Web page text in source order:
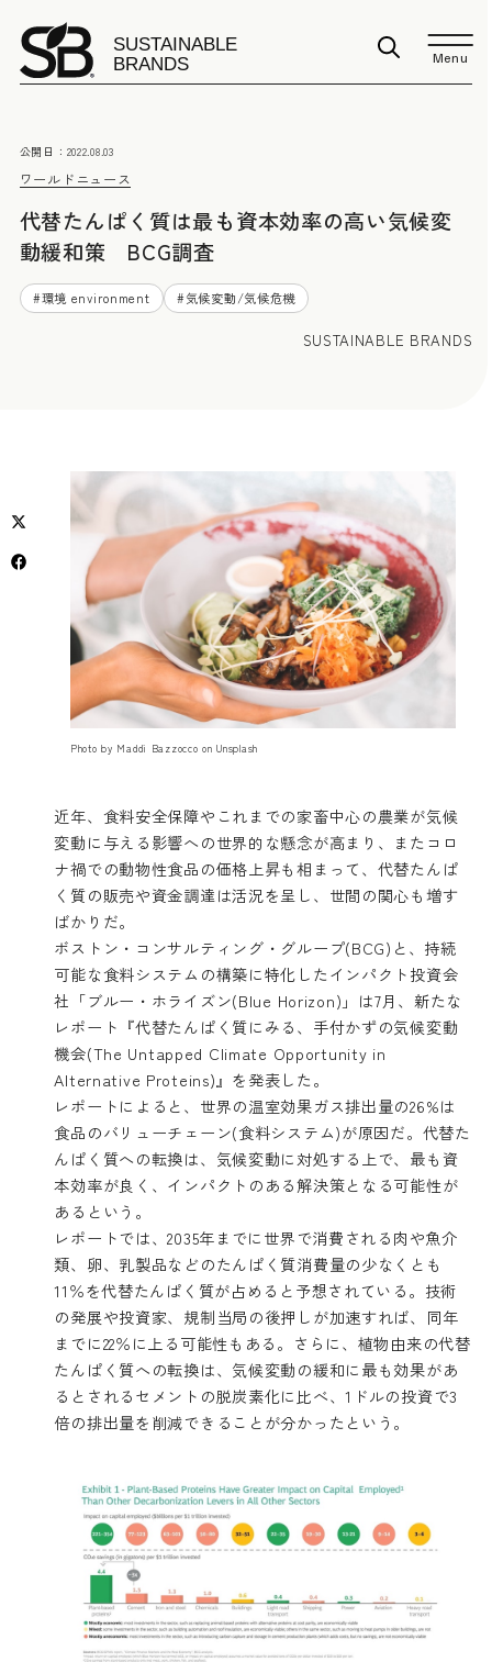
Menu
ワールドニュース
公開日： 2022.08.03
代替たんぱく質は最も資本効率の高い気候変
動緩和策 BCG調査
#環境 environment #気候変動/気候危機
SUSTAINABLE BRANDS
Photo by Maddi Bazzocco onUnsplash
近年、食料安全保障やこれまでの家畜中心の農業が気候
変動に与える影響への世界的な懸念が高まり、またコロ
ナ禍での動物性食品の価格上昇も相まって、代替たんぱ
く質の販売や資金調達は活況を呈し、世間の関心も増す
ばかりだ。
ボストン・コンサルティング・グループ(BCG)と、持続
可能な食料システムの構築に特化したインパクト投資会
社「ブルー・ホライズン(Blue Horizon)」は7月、新たな
レポート 『代替たんぱく質にみる、手付かずの気候変動
機会(The Untapped Climate Opportunity in
Alternative Proteins)』 を発表した。
レポートによると、世界の温室効果ガス排出量の26%は
食品のバリューチェーン(食料システム)が原因だ。代替た
んぱく質への転換は、気候変動に対処する上で、最も資
本効率が良く、インパクトのある解決策となる可能性が
あるという。
レポートでは、2035年までに世界で消費される肉や魚介
類、卵、乳製品などのたんぱく質消費量の少なくとも
11％を代替たんぱく質が占めると予想されている。技術
の発展や投資家、規制当局の後押しが加速すれば、同年
までに22％に上る可能性もある。さらに、植物由来の代替
たんぱく質への転換は、気候変動の緩和に最も効果があ
るとされるセメントの脱炭素化に比べ、1ドルの投資で3
倍の排出量を削減できることが分かったという。